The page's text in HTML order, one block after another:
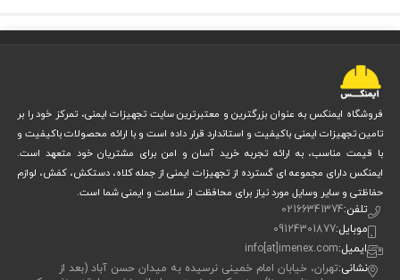
فروشگاه ایمنکس به عنوان بزرگترین و معتبرترین سایت تجهیزات ایمنی، تمرکز خود را بر
تامین تجهیزات ایمنی باکیفیت و استاندارد قرار داده است و با ارائه محصولات باکیفیت و
با قیمت مناسب، به ارائه تجربه خرید آسان و امن برای مشتریان خود متعهد است.
ایمنکس دارای مجموعه ای گسترده از تجهیزات ایمنی از جمله کلاه، دستکش، کفش، لوازم
حفاظتی و سایر وسایل مورد نیاز برای محافظت از سلامت و ایمنی شما است.
تلفن:02166341374
موبایل:09124301877
ایمیل:info[at]imenex.com
نشانی:تهران، خیابان امام خمینی نرسیده به میدان حسن آباد (بعد از